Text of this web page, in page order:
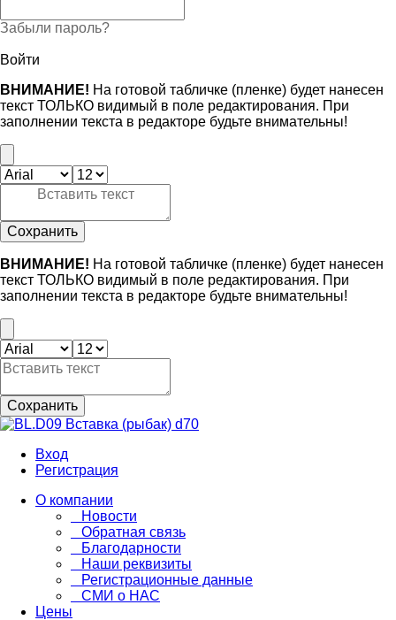
Забыли пароль?
Войти
ВНИМАНИЕ! На готовой табличке (пленке) будет нанесен
текст ТОЛЬКО видимый в поле редактирования. При
заполнении текста в редакторе будьте внимательны!
Сохранить
ВНИМАНИЕ! На готовой табличке (пленке) будет нанесен
текст ТОЛЬКО видимый в поле редактирования. При
заполнении текста в редакторе будьте внимательны!
Сохранить
Вход
Регистрация
О компании
Новости
Обратная связь
Благодарности
Наши реквизиты
Регистрационные данные
СМИ о НАС
Цены